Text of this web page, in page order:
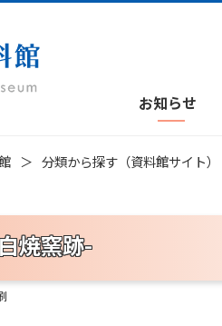
お知らせ
分類から探す（資料館サイト）
焼窯跡-